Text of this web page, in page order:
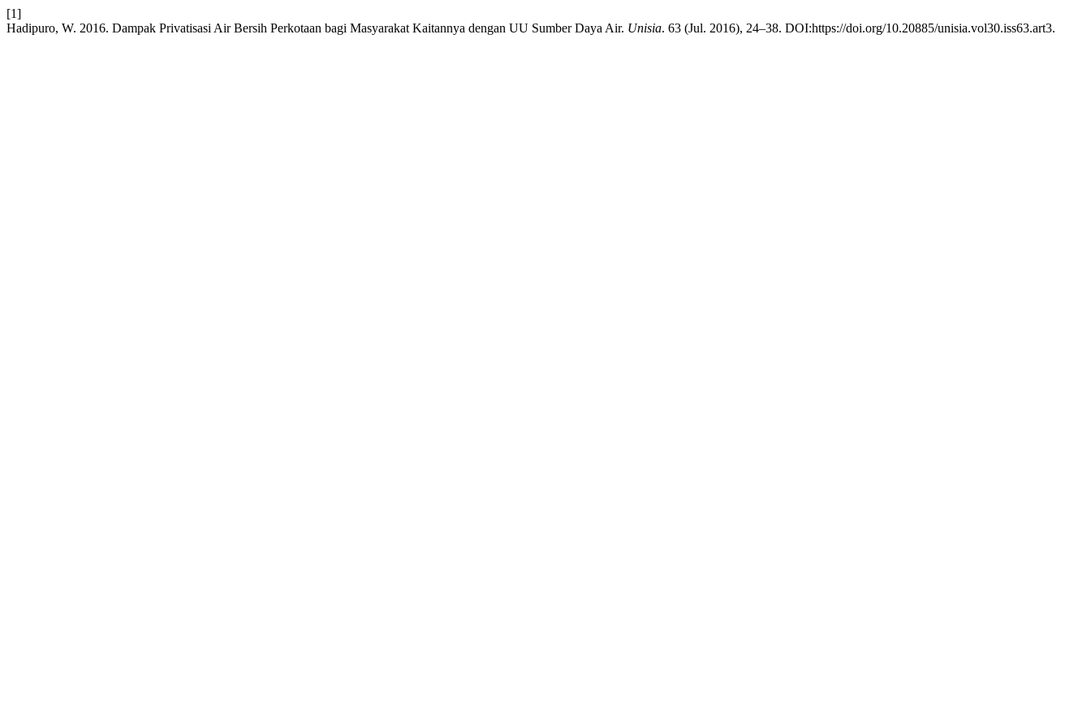
[1]
Hadipuro, W. 2016. Dampak Privatisasi Air Bersih Perkotaan bagi Masyarakat Kaitannya dengan UU Sumber Daya Air. Unisia. 63 (Jul. 2016), 24–38. DOI:https://doi.org/10.20885/unisia.vol30.iss63.art3.